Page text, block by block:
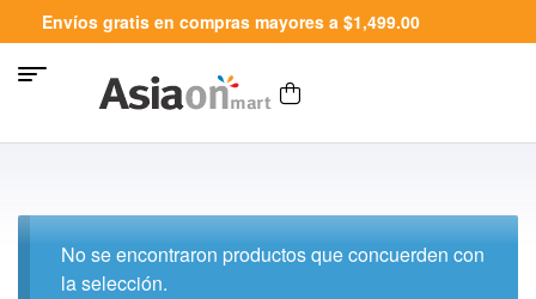
Envíos gratis en compras mayores a $1,499.00
No se encontraron productos que concuerden con
la selección.